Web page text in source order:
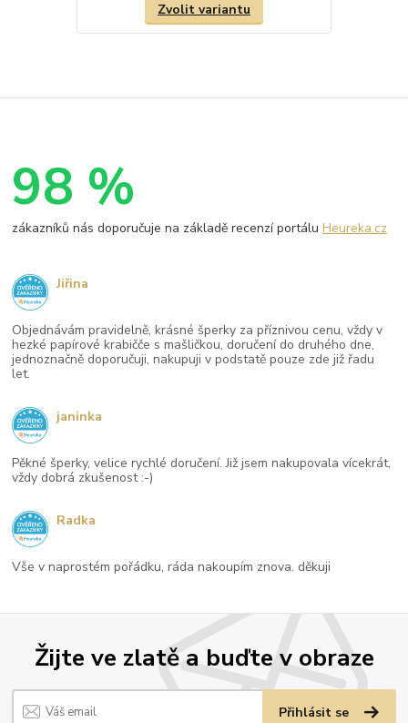
Zvolit variantu
Žijte ve zlatě a buďte v obraze
Přihlásit se
98 %
zákazníků nás doporučuje na základě recenzí portáluHeureka.cz
Objednávám pravidelně, krásné šperky za příznivou cenu, vždy v
hezké papírové krabičče s mašličkou, doručení do druhého dne,
jednoznačně doporučuji, nakupuji v podstatě pouze zde již řadu
let.
Jiřina
Pěkné šperky, velice rychlé doručení. Již jsem nakupovala vícekrát,
vždy dobrá zkušenost :-)
janinka
Vše v naprostém pořádku, ráda nakoupím znova. děkuji
Radka